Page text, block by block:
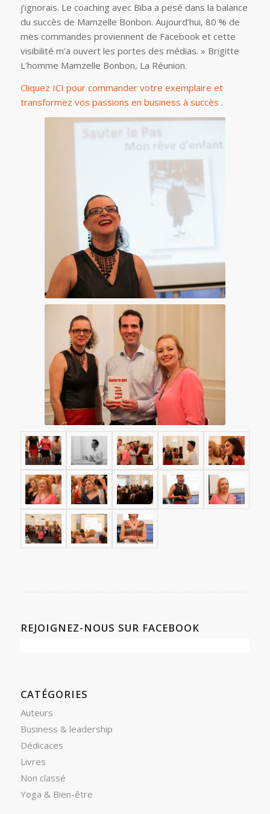
j’ignorais. Le coaching avec Biba a pesé dans la balance
du succès de Mamzelle Bonbon. Aujourd’hui, 80 % de
mes commandes proviennent de Facebook et cette
visibilité m’a ouvert les portes des médias. » Brigitte
L’homme Mamzelle Bonbon, La Réunion.
Cliquez ICI pour commander votre exemplaire et
transformez vos passions en business à succès .
REJOIGNEZ-NOUS SUR FACEBOOK
CATÉGORIES
Auteurs
Business & leadership
Dédicaces
Livres
Non classé
Yoga & Bien-être